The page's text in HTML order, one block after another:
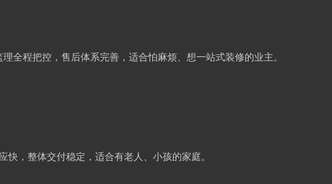
全程把控，售后体系完善，适合怕麻烦、想一站式装修的业主。
，整体交付稳定，适合有老人、小孩的家庭。